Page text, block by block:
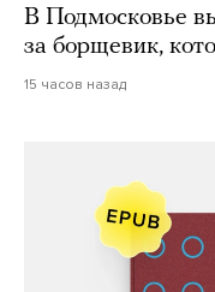
В Подмосковье
за борщевик,
15 часов назад